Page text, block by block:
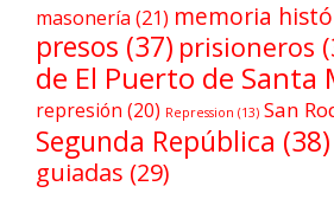
masonería (21) memoria
presos (37) prisioneros
de El Puerto de Santa
represión (20) Repression (13) San
Segunda República (38)
guiadas (29)